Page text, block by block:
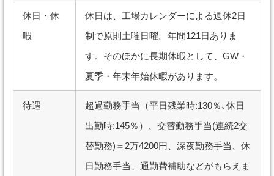
休日・休
暇
休日は、工場カレンダーによる週休2日
制で原則土曜日曜。年間121日ありま
す。そのほかに長期休暇として、GW・
夏季・年末年始休暇があります。
待遇
超過勤務手当（平日残業時:130％､休日
出勤時:145％）、交替勤務手当(連続2交
替勤務)＝2万4200円、深夜勤務手当、休
日勤務手当、通勤費補助などがもらえま